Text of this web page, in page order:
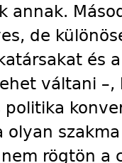
annak.
de
és
váltani
olyan
rögtön a